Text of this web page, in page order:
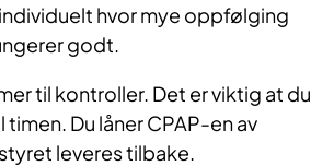
hvor mye oppfølging
godt.
til kontroller. Det er viktig at du
Du låner CPAP-en av
leveres tilbake.